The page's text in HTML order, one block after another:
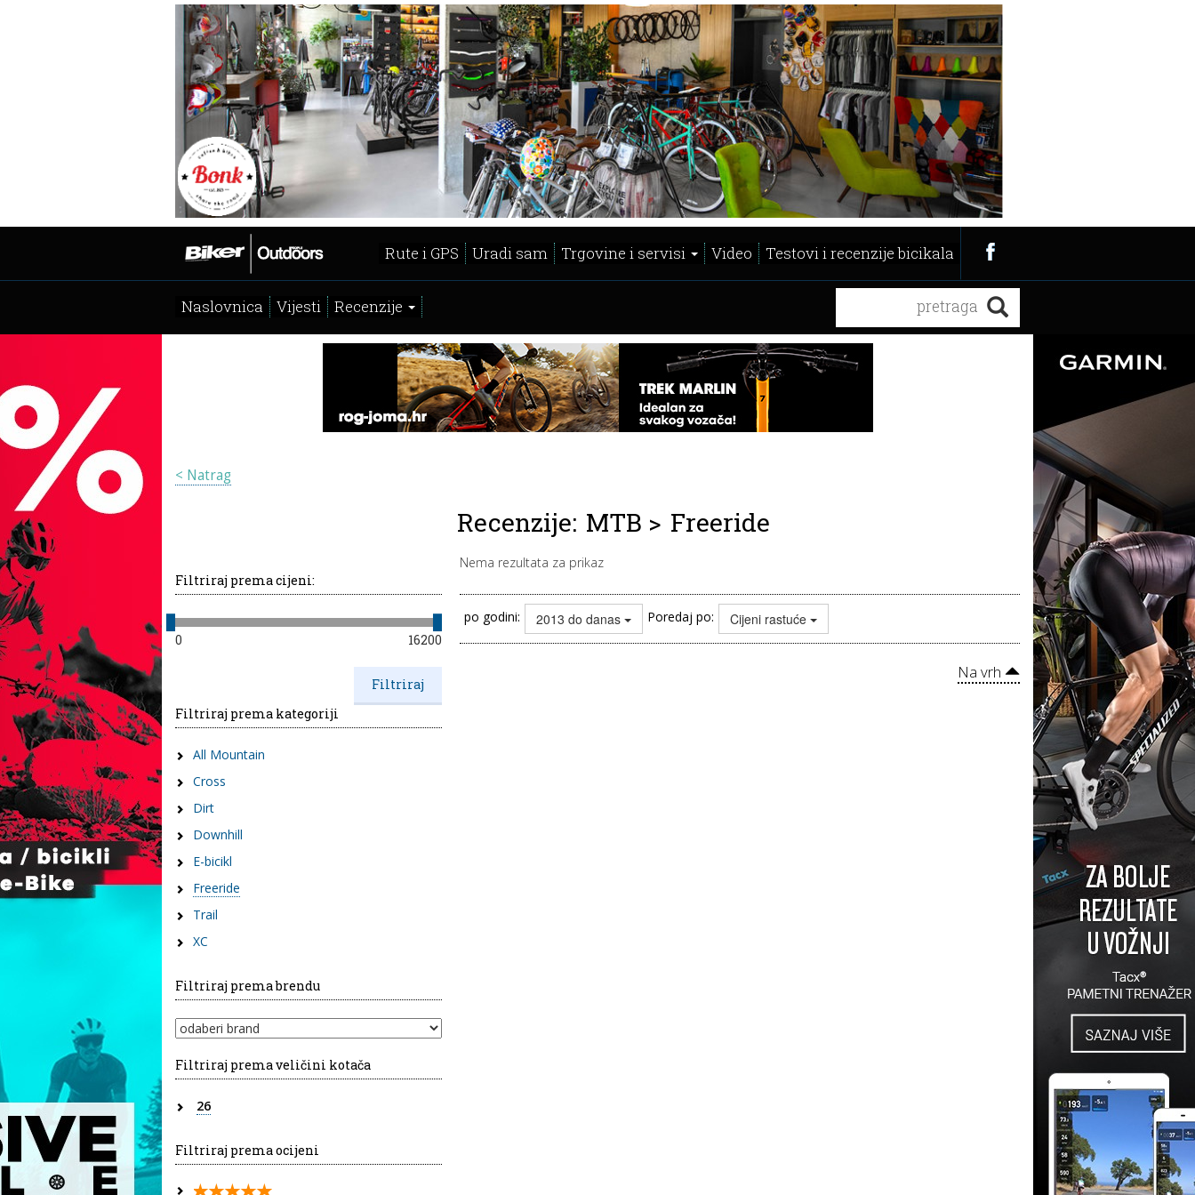
Rute i GPS Uradi sam Trgovine i servisi Video Testovi i recenzije bicikala
Naslovnica Vijesti Recenzije
< Natrag
Recenzije: MTB > Freeride
Nema rezultata za prikaz
Filtriraj prema cijeni:
0 16200
Filtriraj prema kategoriji
All Mountain
Cross
Dirt
Downhill
E-bicikl
Freeride
Trail
XC
Filtriraj prema brendu
Filtriraj prema veličini kotača
26
Filtriraj prema ocijeni
po godini: 2013 do danas Poredaj po: Cijeni rastuće
Na vrh